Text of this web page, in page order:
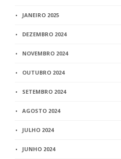
JANEIRO 2025
DEZEMBRO 2024
NOVEMBRO 2024
OUTUBRO 2024
SETEMBRO 2024
AGOSTO 2024
JULHO 2024
JUNHO 2024